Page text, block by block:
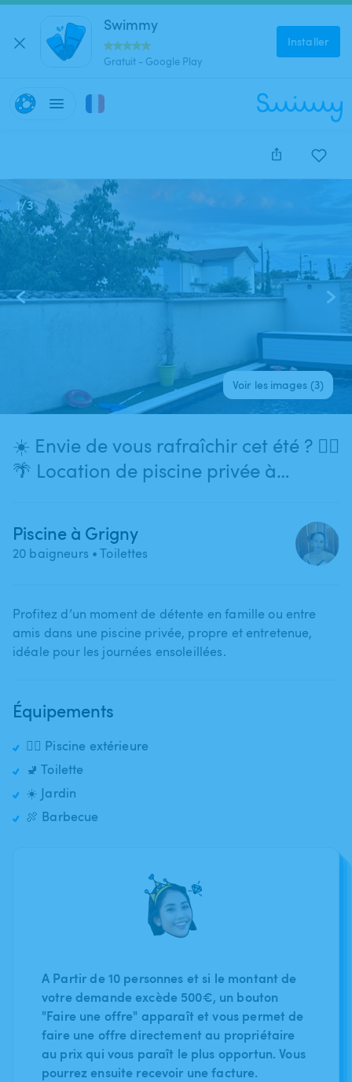
Swimmy
Gratuit - Google Play
Installer
1/3
Voir les images (3)
☀️ Envie de vous rafraîchir cet été ? 🏊‍♀️
🌴 Location de piscine privée à
Piscine à Grigny
20 baigneurs • Toilettes
Profitez d’un moment de détente en famille ou entre
amis dans une piscine privée​,​ propre et entretenue​,​
idéale pour les journées ensoleillées.
Équipements
🏊‍♂️ Piscine extérieure
🚽 Toilette
☀️ Jardin
🍖 Barbecue
A Partir de 10 personnes et si le montant de
votre demande excède 500€, un bouton
"Faire une offre" apparaît et vous permet de
faire une offre directement au propriétaire
au prix qui vous paraît le plus opportun. Vous
pourrez ensuite recevoir une facture.